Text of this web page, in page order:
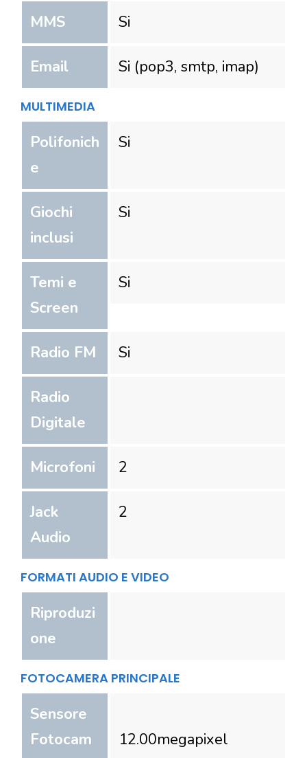
MMS Si
Email Si (pop3, smtp, imap)
MULTIMEDIA
Polifonich
e
Si
Giochi
inclusi
Si
Temi e
Screen
Si
Radio FM Si
Radio
Digitale
Microfoni 2
Jack
Audio
2
FORMATI AUDIO E VIDEO
Riproduzi
one
FOTOCAMERA PRINCIPALE
Sensore
Fotocam
12.00megapixel